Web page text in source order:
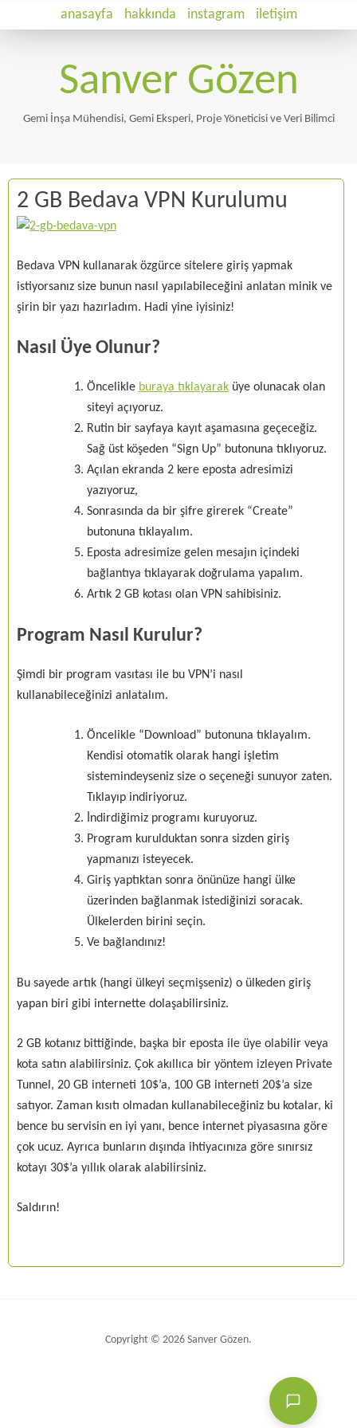
anasayfa hakkında instagram iletişim
Sanver Gözen
Gemi İnşa Mühendisi, Gemi Eksperi, Proje Yöneticisi ve Veri Bilimci
2 GB Bedava VPN Kurulumu
Bedava VPN kullanarak özgürce sitelere giriş yapmak
istiyorsanız size bunun nasıl yapılabileceğini anlatan minik ve
şirin bir yazı hazırladım. Hadi yine iyisiniz!
Nasıl Üye Olunur?
Öncelikle buraya tıklayarak üye olunacak olan
siteyi açıyoruz.
Rutin bir sayfaya kayıt aşamasına geçeceğiz.
Sağ üst köşeden “Sign Up” butonuna tıklıyoruz.
Açılan ekranda 2 kere eposta adresimizi
yazıyoruz,
Sonrasında da bir şifre girerek “Create”
butonuna tıklayalım.
Eposta adresimize gelen mesajın içindeki
bağlantıya tıklayarak doğrulama yapalım.
Artık 2 GB kotası olan VPN sahibisiniz.
Program Nasıl Kurulur?
Şimdi bir program vasıtası ile bu VPN’i nasıl
kullanabileceğinizi anlatalım.
Öncelikle “Download” butonuna tıklayalım.
Kendisi otomatik olarak hangi işletim
sistemindeyseniz size o seçeneği sunuyor zaten.
Tıklayıp indiriyoruz.
İndirdiğimiz programı kuruyoruz.
Program kurulduktan sonra sizden giriş
yapmanızı isteyecek.
Giriş yaptıktan sonra önünüze hangi ülke
üzerinden bağlanmak istediğinizi soracak.
Ülkelerden birini seçin.
Ve bağlandınız!
Bu sayede artık (hangi ülkeyi seçmişseniz) o ülkeden giriş
yapan biri gibi internette dolaşabilirsiniz.
2 GB kotanız bittiğinde, başka bir eposta ile üye olabilir veya
kota satın alabilirsiniz. Çok akıllıca bir yöntem izleyen Private
Tunnel, 20 GB interneti 10$’a, 100 GB interneti 20$’a size
satıyor. Zaman kısıtı olmadan kullanabileceğiniz bu kotalar, ki
bence bu servisin en iyi yanı, bence internet piyasasına göre
çok ucuz. Ayrıca bunların dışında ihtiyacınıza göre sınırsız
kotayı 30$’a yıllık olarak alabilirsiniz.
Saldırın!
Copyright © 2026 Sanver Gözen.